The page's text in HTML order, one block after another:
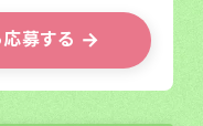
募する →